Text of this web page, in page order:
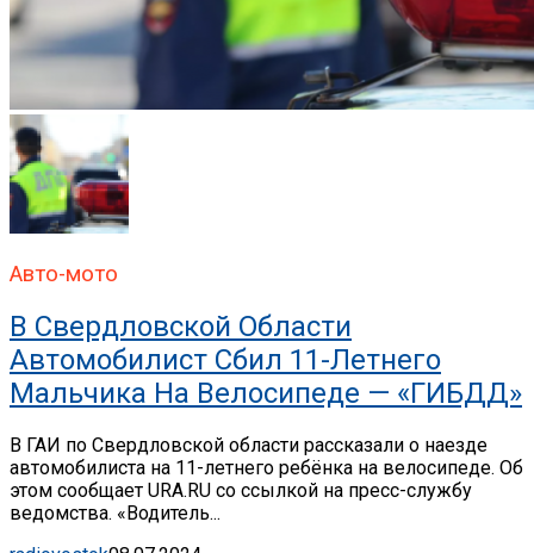
Авто-мото
В Свердловской Области
Автомобилист Сбил 11-Летнего
Мальчика На Велосипеде — «ГИБДД»
В ГАИ по Свердловской области рассказали о наезде
автомобилиста на 11-летнего ребёнка на велосипеде. Об
этом сообщает URA.RU со ссылкой на пресс-службу
ведомства. «Водитель...